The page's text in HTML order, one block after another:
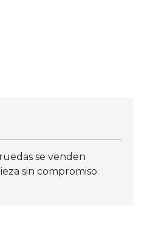
se venden
sin compromiso.